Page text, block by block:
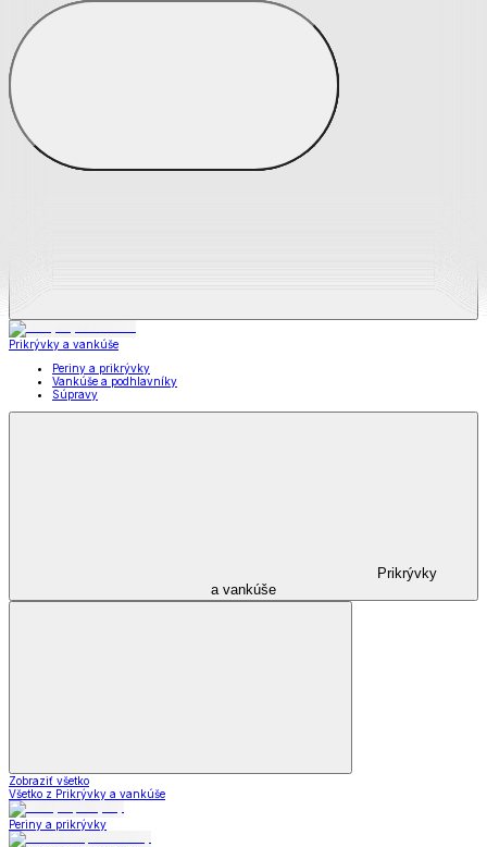
Zobraziť všetko
Všetko z Matrace a matracové chrániče
Matrace
Chrániče na matrace
Prikrývky a vankúše
Periny a prikrývky
Vankúše a podhlavníky
Súpravy
Prikrývky
a vankúše
Zobraziť všetko
Všetko z Prikrývky a vankúše
Periny a prikrývky